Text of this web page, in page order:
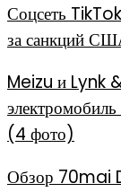
Соцсеть
за санкций
Meizu и Lynk
(4 фото)
Обзор 70mai